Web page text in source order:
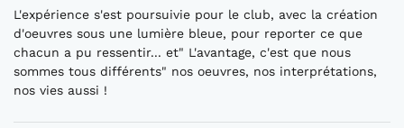
L'expérience s'est poursuivie pour le club, avec la création
d'oeuvres sous une lumière bleue, pour reporter ce que
chacun a pu ressentir... et" L'avantage, c'est que nous
sommes tous différents" nos oeuvres, nos interprétations,
nos vies aussi !